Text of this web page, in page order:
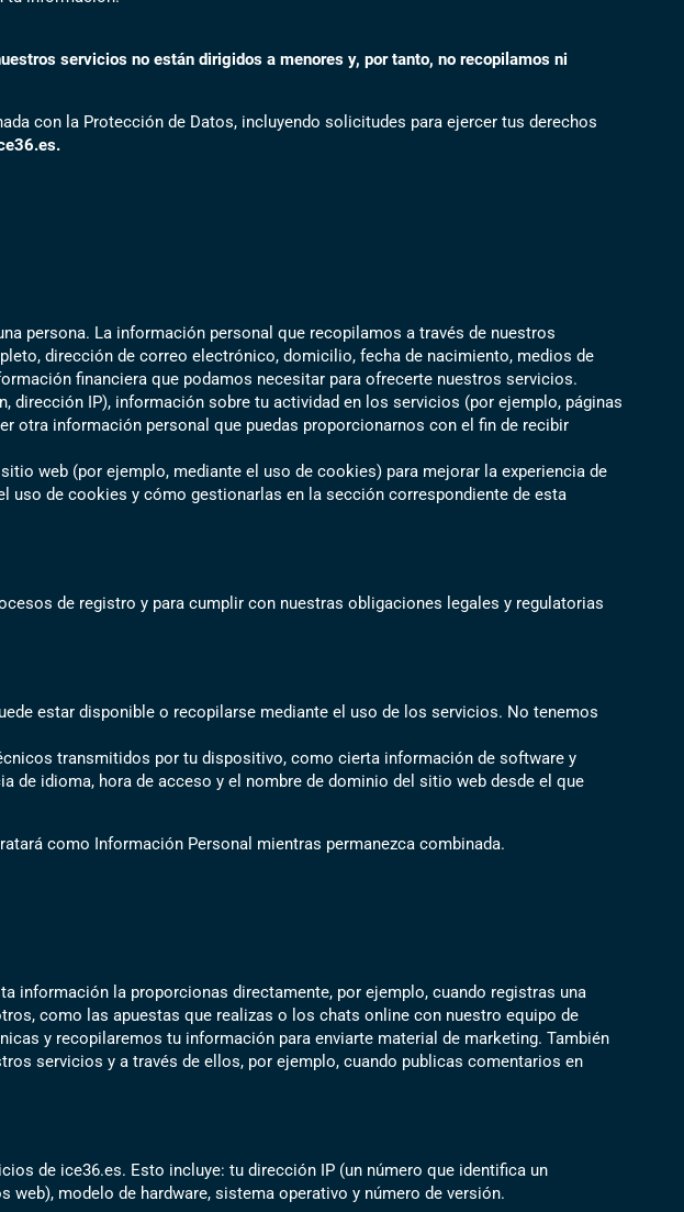
servicios no están dirigidos a menores y, por tanto, no recopilamos ni
con la Protección de Datos, incluyendo solicitudes para ejercer tus derechos
persona. La información personal que recopilamos a través de nuestros
dirección de correo electrónico, domicilio, fecha de nacimiento, medios de
financiera que podamos necesitar para ofrecerte nuestros servicios.
IP), información sobre tu actividad en los servicios (por ejemplo, páginas
otra información personal que puedas proporcionarnos con el fin de recibir
web (por ejemplo, mediante el uso de cookies) para mejorar la experiencia de
uso de cookies y cómo gestionarlas en la sección correspondiente de esta
de registro y para cumplir con nuestras obligaciones legales y regulatorias
estar disponible o recopilarse mediante el uso de los servicios. No tenemos
transmitidos por tu dispositivo, como cierta información de software y
de idioma, hora de acceso y el nombre de dominio del sitio web desde el que
como Información Personal mientras permanezca combinada.
información la proporcionas directamente, por ejemplo, cuando registras una
como las apuestas que realizas o los chats online con nuestro equipo de
y recopilaremos tu información para enviarte material de marketing. También
servicios y a través de ellos, por ejemplo, cuando publicas comentarios en
de ice36.es. Esto incluye: tu dirección IP (un número que identifica un
modelo de hardware, sistema operativo y número de versión.